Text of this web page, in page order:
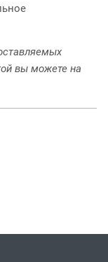
вы можете на